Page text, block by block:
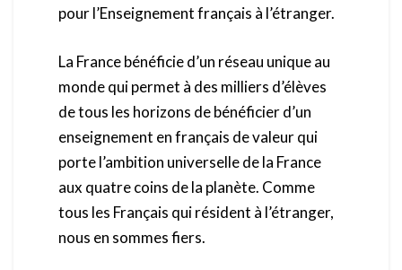
pour l’Enseignement français à l’étranger.
La France bénéficie d’un réseau unique au
monde qui permet à des milliers d’élèves
de tous les horizons de bénéficier d’un
enseignement en français de valeur qui
porte l’ambition universelle de la France
aux quatre coins de la planète. Comme
tous les Français qui résident à l’étranger,
nous en sommes fiers.